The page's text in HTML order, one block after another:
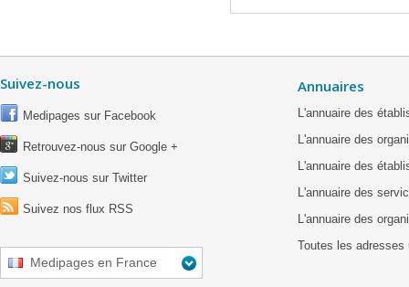
Suivez-nous
Medipages sur Facebook
Retrouvez-nous sur Google +
Suivez-nous sur Twitter
Suivez nos flux RSS
Medipages en France
Annuaires
L'annuaire des
L'annuaire des
L'annuaire des
L'annuaire des
L'annuaire des
Toutes les adresses